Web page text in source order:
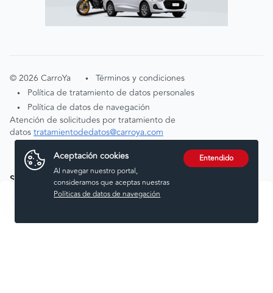
©2026 CarroYa • Términos y condiciones
• Política de tratamiento de datos personales
•
Política de datos de navegación
Atención de solicitudes por tratamiento de
datostratamientodedatos@carroya.com
Síguenos en:
Aceptación cookies
Al navegar nuestro portal,
consideramos que aceptas nuestras
Políticas de datos de navegación
Entendido